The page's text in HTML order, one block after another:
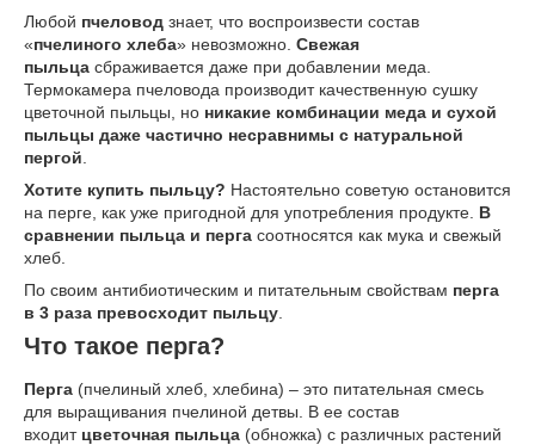
Любой пчеловод знает, что воспроизвести состав
«пчелиного хлеба» невозможно. Свежая
пыльца сбраживается даже при добавлении меда.
Термокамера пчеловода производит качественную сушку
цветочной пыльцы, но никакие комбинации меда и сухой
пыльцы даже частично несравнимы с натуральной
пергой
Хотите купить пыльцу? Настоятельно советую остановится
на перге, как уже пригодной для употребления продукте. В
сравнении пыльца и перга соотносятся как мука и свежый
хлеб.
По своим антибиотическим и питательным свойствам перга
в 3 раза превосходит пыльцу
Что такое перга?
Перга (пчелиный хлеб, хлебина) – это питательная смесь
для выращивания пчелиной детвы. В ее состав
входит цветочная пыльца (обножка) с различных растений